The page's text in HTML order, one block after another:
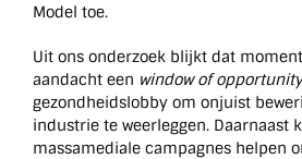
Model toe.
Uit ons onderzoek blijkt dat
aandacht een window of opportunity
gezondheidslobby om onjuist
industrie te weerleggen. Daarnaast
massamediale campagnes helpen